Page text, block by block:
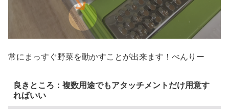
常にまっすぐ野菜を動かすことが出来ます！べんりー
良きところ：複数用途でもアタッチメントだけ用意す
ればいい